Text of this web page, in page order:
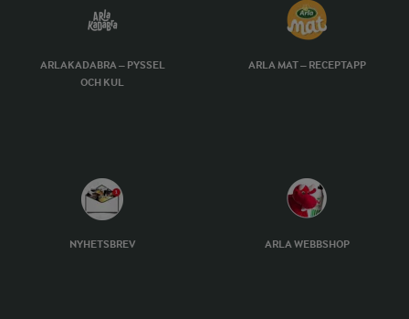
ARLAKADABRA – PYSSEL
OCH KUL
ARLA MAT – RECEPTAPP
NYHETSBREV ARLA WEBBSHOP